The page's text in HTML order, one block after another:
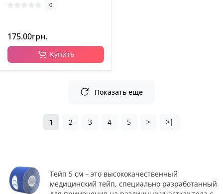
0
175.00грн.
Купить
Показать еще
1 2 3 4 5 > >|
Тейп 5 см – это высококачественный
медицинский тейп, специально разработанный